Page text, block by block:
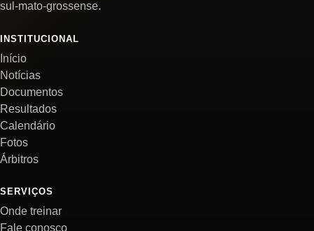
sul-mato-grossense.
INSTITUCIONAL
Início
Notícias
Documentos
Resultados
Calendário
Fotos
Árbitros
SERVIÇOS
Onde treinar
Fale conosco